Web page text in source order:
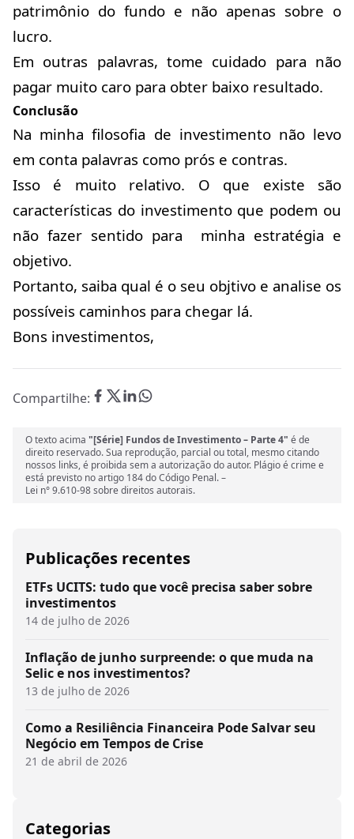
patrimônio do fundo e não apenas sobre o
lucro.
Em outras palavras, tome cuidado para não
pagar muito caro para obter baixo resultado.
Conclusão
Na minha filosofia de investimento não levo
em conta palavras como prós e contras.
Isso é muito relativo. O que existe são
características do investimento que podem ou
não fazer sentido para minha estratégia e
objetivo.
Portanto, saiba qual é o seu objtivo e analise os
possíveis caminhos para chegar lá.
Bons investimentos,
Compartilhe:
O texto acima "[Série] Fundos de Investimento – Parte 4" é de
direito reservado. Sua reprodução, parcial ou total, mesmo citando
nossos links, é proibida sem a autorização do autor. Plágio é crime e
está previsto no artigo 184 do Código Penal. –
Lei n° 9.610-98 sobre direitos autorais.
Publicações recentes
ETFs UCITS: tudo que você precisa saber sobre
investimentos
14 de julho de 2026
Inflação de junho surpreende: o que muda na
Selic e nos investimentos?
13 de julho de 2026
Como a Resiliência Financeira Pode Salvar seu
Negócio em Tempos de Crise
21 de abril de 2026
Categorias